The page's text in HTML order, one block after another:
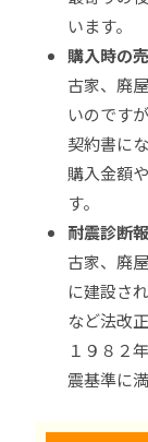
います。
購入時の
古家、廃
いのです
契約書に
購入金額
す。
耐震診断
古家、廃
に建設さ
など法改
１９８２
震基準に